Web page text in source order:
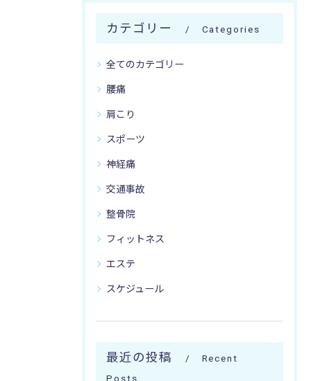
カテゴリー Categories
全てのカテゴリー
腰痛
肩こり
スポーツ
神経痛
交通事故
整骨院
フィットネス
エステ
スケジュール
最近の投稿
Recent
Posts